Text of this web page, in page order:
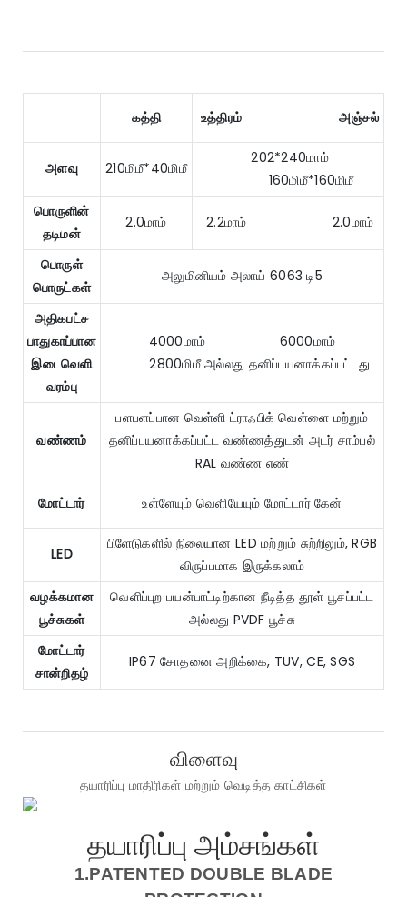
கத்தி உத்திரம் அஞ்சல்
அளவு 210மிமீ*40மிமீ
202*240மாம்
160மிமீ*160மிமீ
பொருளின்
தடிமன்
2.0மாம் 2.2மாம் 2.0மாம்
பொருள்
பொருட்கள்
அலுமினியம் அலாய் 6063 டி5
அதிகபட்ச
பாதுகாப்பான
இடைவெளி
வரம்பு
4000மாம் 6000மாம்
2800மிமீ அல்லது தனிப்பயனாக்கப்பட்டது
வண்ணம்
பளபளப்பான வெள்ளி ட்ராஃபிக் வெள்ளை மற்றும்
தனிப்பயனாக்கப்பட்ட வண்ணத்துடன் அடர் சாம்பல்
RAL வண்ண எண்
மோட்டார் உள்ளேயும் வெளியேயும் மோட்டார் கேன்
LED
பிளேடுகளில் நிலையான LED மற்றும் சுற்றிலும், RGB
விருப்பமாக இருக்கலாம்
வழக்கமான
பூச்சுகள்
வெளிப்புற பயன்பாட்டிற்கான நீடித்த தூள் பூசப்பட்ட
அல்லது PVDF பூச்சு
மோட்டார்
சான்றிதழ்
IP67 சோதனை அறிக்கை, TUV, CE, SGS
விளைவு
தயாரிப்பு மாதிரிகள் மற்றும் வெடித்த காட்சிகள்
தயாரிப்பு அம்சங்கள்
1.PATENTED DOUBLE BLADE